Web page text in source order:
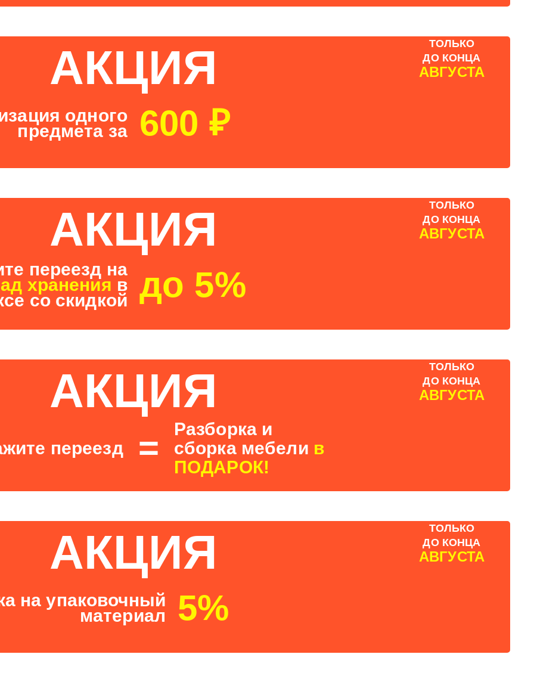
АКЦИЯ
одного
предмета за 600 ₽
ТОЛЬКО
ДО КОНЦА
АВГУСТА
АКЦИЯ
переезд на
хранения в
со скидкой до 5%
ТОЛЬКО
ДО КОНЦА
АВГУСТА
АКЦИЯ
переезд =
Разборка и
сборка мебели в
ПОДАРОК!
ТОЛЬКО
ДО КОНЦА
АВГУСТА
АКЦИЯ
на упаковочный
материал 5%
ТОЛЬКО
ДО КОНЦА
АВГУСТА